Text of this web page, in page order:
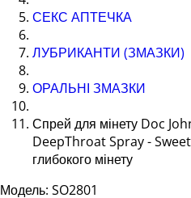
СЕКС АПТЕЧКА
ЛУБРИКАНТИ (ЗМАЗКИ)
ОРАЛЬНІ ЗМАЗКИ
Спрей для мінету Doc
DeepThroat Spray -
глибокого мінету
Модель: SO2801